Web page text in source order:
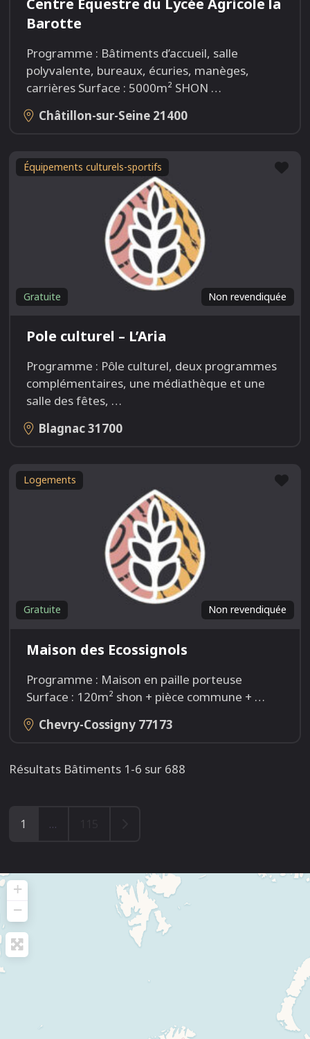
Barotte
Programme : Bâtiments d’accueil, salle
polyvalente, bureaux, écuries, manèges,
carrières Surface : 5000m² SHON …
Châtillon-sur-Seine 21400
Équipements culturels-sportifs
Non revendiquée
Gratuite
Pole culturel – L’Aria
Programme : Pôle culturel, deux programmes
complémentaires, une médiathèque et une
salle des fêtes, …
Blagnac31700
Logements
Non revendiquée
Gratuite
Maison des Ecossignols
Programme : Maison en paille porteuse
Surface : 120m² shon + pièce commune + …
Chevry-Cossigny 77173
Résultats Bâtiments 1-6 sur 688
1 …
+
−